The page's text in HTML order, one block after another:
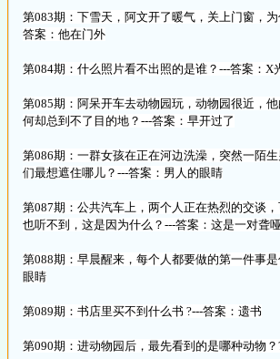
第083期：下雪天，阿文开了暖气，关上门窗，
答案：他在门外
第084期：什么照片看不出照的是谁？---答案：X
第085期：阿呆开车去动物园玩，动物园很近，
何却总到不了目的地？---答案：早开过了
第086期：一群女孩在正在河边洗澡，突然一陌
们最想遮住哪儿？---答案：男人的眼睛
第087期：公共汽车上，两个人正在热烈的交谈
也听不到，这是因为什么？---答案：这是一对聋哑
第088期：早晨醒来，每个人都要做的第一件事
眼睛
第089期：书店里买不到什么书 ?---答案：遗书
第090期：进动物园后，最先看到的是哪种动物？